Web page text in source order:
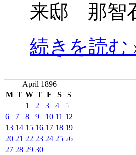
来邸 那智
続きを読む
April 1896
M T W T F S S
1 2 3 4
5
6
7 8 9 10 11 12
13 14 15 16 17 18 19
20 21 22 23 24 25 26
27 28 29 30